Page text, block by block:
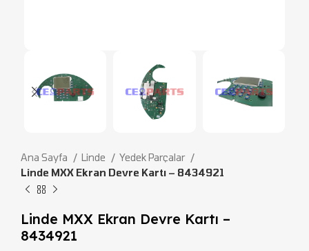
Ana Sayfa Linde
Yedek Parçalar
Linde MXX Ekran Devre Kartı – 8434921
Linde MXX Ekran Devre Kartı –
8434921